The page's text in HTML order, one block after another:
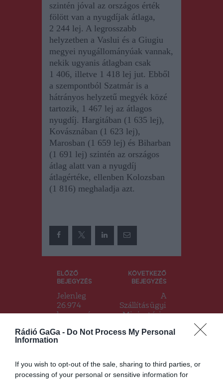
Rádió GaGa - Do Not Process My Personal
Information
If you wish to opt-out of the sale, sharing to third parties, or
processing of your personal or sensitive information for
szintén jóval az országos érték
fölött van a nyugdíjak átlaga,
2 244 lej. A legrosszabb
helyzetben a Vaslui és a Giugiu
megyei nyugállományúak vannak,
nekik ugyanis átlagban csak
1 406, illetve 1 418 lej jut. Ebből
a szempontból Szatmár is a
hátrányos helyzetű megyék közé
tartozik, 1 467 lej az átlagos
nyugdíj. Hargitában (1 635 lej),
Kovásznában (1 623 lej),
Marosban (1 659 lej) és Biharban
(1 691 lej) szintén az országos
átlag alatt van a nyugdíj
átlagértéke, ellenben Kolozsban
(1 816) meghaladja azt.
Bejegyzés
navigáció
ELŐZŐ
BEJEGYZÉS
Jelenleg
26.974
koronavírus
megbeteged
ést tartanak
óvodások és
iskolások
KÖVETKEZŐ
BEJEGYZÉS
A
Szállításügyi
Minisztériu
jóváhagyta a
sztrádaszak
asz